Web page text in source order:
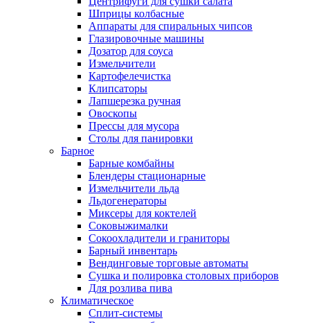
Шприцы колбасные
Аппараты для спиральных чипсов
Глазировочные машины
Дозатор для соуса
Измельчители
Картофелечистка
Клипсаторы
Лапшерезка ручная
Овоскопы
Прессы для мусора
Столы для панировки
Барное
Барные комбайны
Блендеры стационарные
Измельчители льда
Льдогенераторы
Миксеры для коктелей
Соковыжималки
Сокоохладители и граниторы
Барный инвентарь
Вендинговые торговые автоматы
Сушка и полировка столовых приборов
Для розлива пива
Климатическое
Сплит-системы